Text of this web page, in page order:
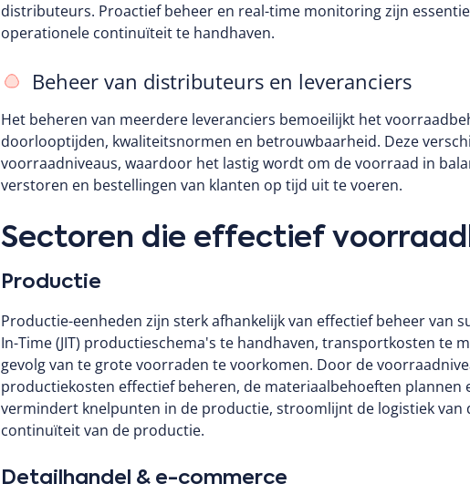
distributeurs. Proactief beheer en real-time monitoring zijn
operationele continuïteit te handhaven.
Beheer van distributeurs en leveranciers
Het beheren van meerdere leveranciers bemoeilijkt het
doorlooptijden, kwaliteitsnormen en betrouwbaarheid. Deze
voorraadniveaus, waardoor het lastig wordt om de voorraad in
verstoren en bestellingen van klanten op tijd uit te voeren.
Sectoren die effectief
Productie
Productie-eenheden zijn sterk afhankelijk van effectief beheer van
In-Time (JIT) productieschema's te handhaven, transportkosten te
gevolg van te grote voorraden te voorkomen. Door de
productiekosten effectief beheren, de materiaalbehoeften
vermindert knelpunten in de productie, stroomlijnt de logistiek
continuïteit van de productie.
Detailhandel & e-commerce